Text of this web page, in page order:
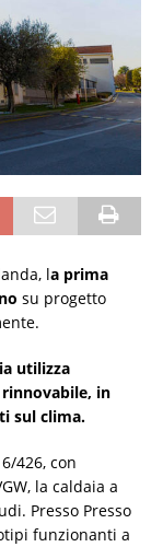
la prima
su progetto
utilizza
in
sul clima.
426, con
la caldaia a
Presso Presso
funzionanti a